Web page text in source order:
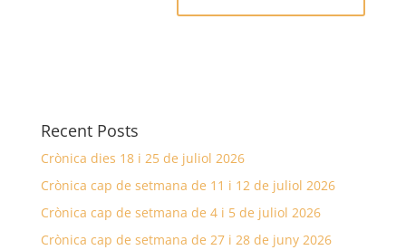
Recent Posts
Crònica dies 18 i 25 de juliol 2026
Crònica cap de setmana de 11 i 12 de juliol 2026
Crònica cap de setmana de 4 i 5 de juliol 2026
Crònica cap de setmana de 27 i 28 de juny 2026